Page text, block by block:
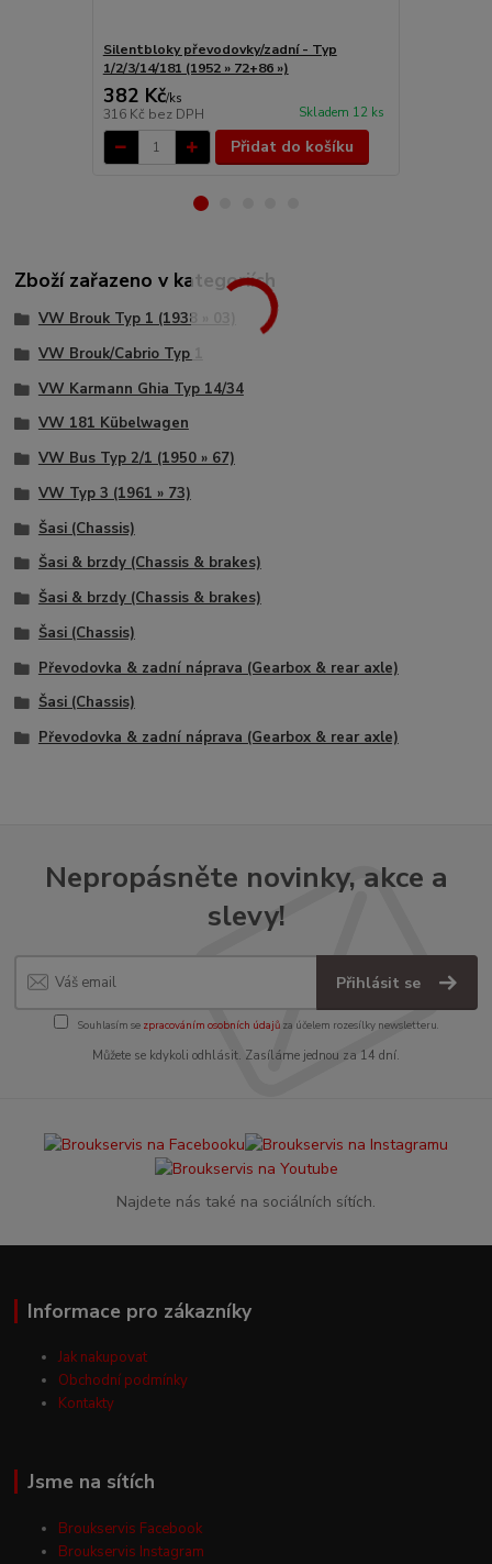
Silentbloky převodovky/zadní - Typ
1/2/3/14/181 (1952 » 72+86 »)
382 Kč/ks
316 Kč bez DPH Skladem 12 ks
Přidat do košíku
Zboží zařazeno v kategoriích
VW Brouk Typ 1 (1938 » 03)
VW Brouk/Cabrio Typ 1
VW Karmann Ghia Typ 14/34
VW 181 Kübelwagen
VW Bus Typ 2/1 (1950 » 67)
VW Typ 3 (1961 » 73)
Šasi (Chassis)
Šasi & brzdy (Chassis & brakes)
Šasi & brzdy (Chassis & brakes)
Šasi (Chassis)
Převodovka & zadní náprava (Gearbox & rear axle)
Šasi (Chassis)
Převodovka & zadní náprava (Gearbox & rear axle)
Nepropásněte novinky, akce a
slevy!
Přihlásit se
Souhlasím se zpracováním osobních údajůza účelem rozesílky newsletteru.
Můžete se kdykoli odhlásit. Zasíláme jednou za 14 dní.
Najdete nás také na sociálních sítích.
Informace pro zákazníky
Jak nakupovat
Obchodní podmínky
Kontakty
Jsme na sítích
Broukservis Facebook
Broukservis Instagram